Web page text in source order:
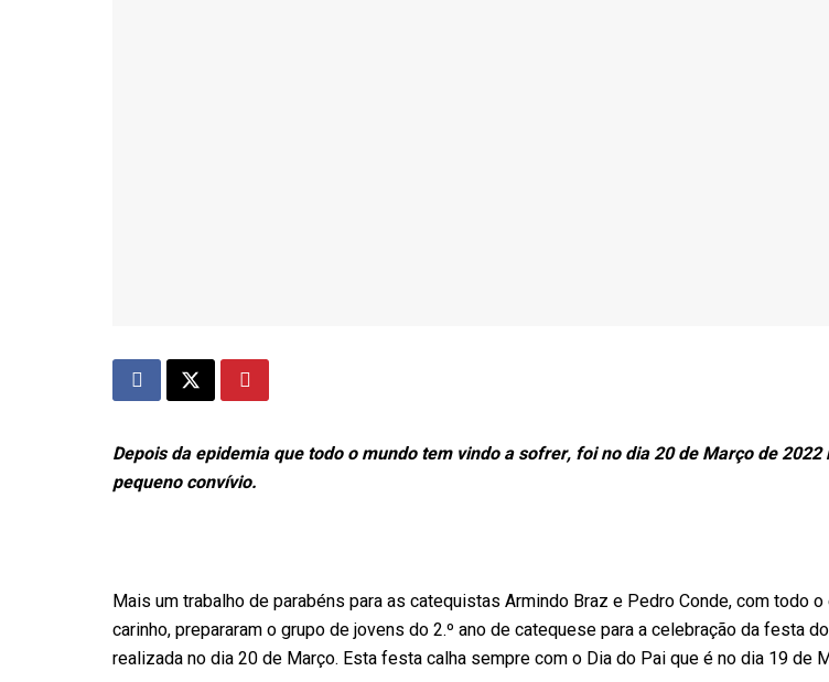
Depois da epidemia que todo o mundo tem vindo a sofrer, foi no dia 20 de Março de
pequeno convívio.
Mais um trabalho de parabéns para as catequistas Armindo Braz e Pedro Conde, com todo
carinho, prepararam o grupo de jovens do 2.º ano de catequese para a celebração da festa
realizada no dia 20 de Março. Esta festa calha sempre com o Dia do Pai que é no dia 19 de